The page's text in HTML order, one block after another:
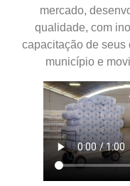
mercado,
qualidade, com
capacitação de seus
município e